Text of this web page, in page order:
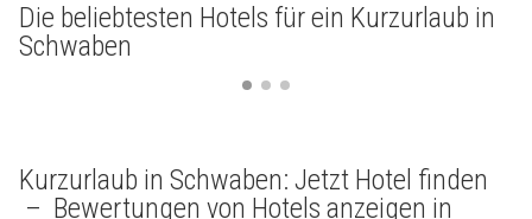
Die beliebtesten Hotels für ein Kurzurlaub in
Schwaben
Kurzurlaub in Schwaben: Jetzt Hotel finden
– Bewertungen von Hotels anzeigen in